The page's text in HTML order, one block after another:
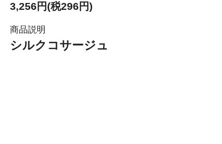
3,256円(税296円)
商品説明
シルクコサージュ